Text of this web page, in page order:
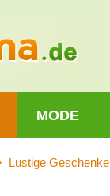
MODE
Lustige Geschenke